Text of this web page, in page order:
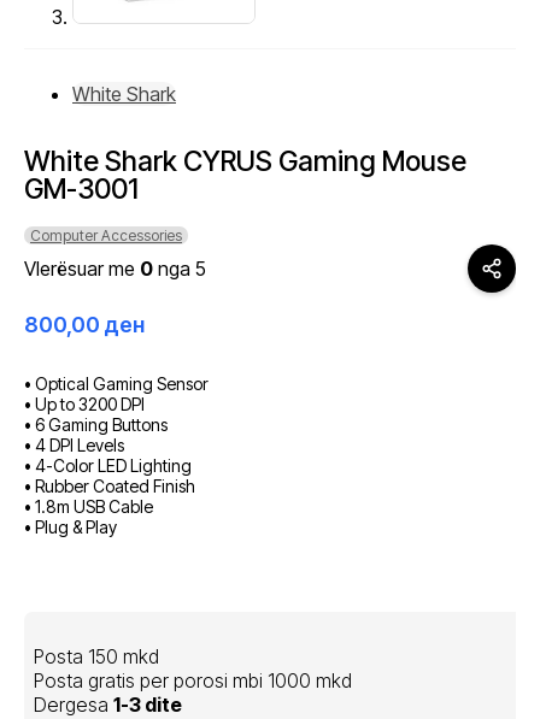
White Shark
White Shark CYRUS Gaming Mouse
GM-3001
Computer Accessories
Vlerësuar me 0 nga 5
800,00 ден
• Optical Gaming Sensor
• Up to 3200 DPI
• 6 Gaming Buttons
• 4 DPI Levels
• 4-Color LED Lighting
• Rubber Coated Finish
• 1.8m USB Cable
• Plug & Play
Posta 150 mkd
Posta gratis per porosi mbi 1000 mkd
Dergesa 1-3 dite